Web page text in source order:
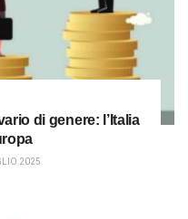
di genere: l’Italia
2025